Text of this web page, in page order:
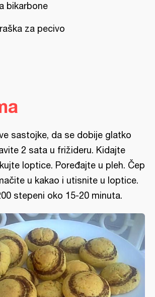
bikarbone
za pecivo
sastojke, da se dobije glatko
2 sata u frižideru. Kidajte
loptice. Poređajte u pleh. Čep
u kakao i utisnite u loptice.
stepeni oko 15-20 minuta.